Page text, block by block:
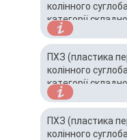
колінного
категорії
ПХЗ (пластика
колінного
категорії
ПХЗ (пластика
колінного